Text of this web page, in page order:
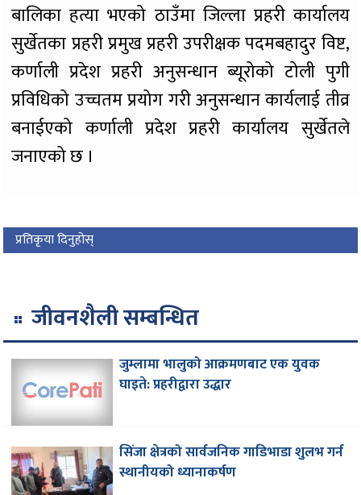
बालिका हत्या भएको ठाउँमा जिल्ला प्रहरी कार्यालय
सुर्खेतका प्रहरी प्रमुख प्रहरी उपरीक्षक पदमबहादुर विष्ट,
कर्णाली प्रदेश प्रहरी अनुसन्धान ब्यूरोको टोली पुगी
प्रविधिको उच्चतम प्रयोग गरी अनुसन्धान कार्यलाई तीव्र
बनाईएको कर्णाली प्रदेश प्रहरी कार्यालय सुर्खेतले
जनाएको छ ।
प्रतिकृया दिनुहोस्
जीवनशैली सम्बन्धित
जुम्लामा भालुको आक्रमणबाट एक युवक
घाइते: प्रहरीद्वारा उद्धार
सिंजा क्षेत्रको सार्वजनिक गाडिभाडा शुलभ गर्न
स्थानीयको ध्यानाकर्षण